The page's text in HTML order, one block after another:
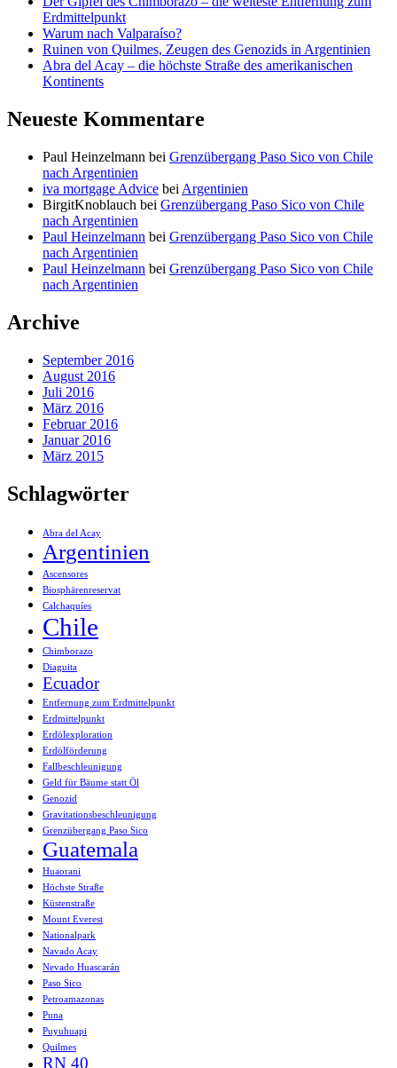
Erdmittelpunkt
Warum nach Valparaíso?
Ruinen von Quilmes, Zeugen des Genozids in Argentinien
Abra del Acay – die höchste Straße des amerikanischen
Kontinents
Neueste Kommentare
Paul Heinzelmann bei Grenzübergang Paso Sico von Chile
nach Argentinien
iva mortgage Advice bei Argentinien
BirgitKnoblauch bei Grenzübergang Paso Sico von Chile
nach Argentinien
Paul Heinzelmann bei Grenzübergang Paso Sico von Chile
nach Argentinien
Paul Heinzelmann bei Grenzübergang Paso Sico von Chile
nach Argentinien
Archive
September 2016
August 2016
Juli 2016
März 2016
Februar 2016
Januar 2016
März 2015
Schlagwörter
Abra del Acay
Argentinien
Ascensores
Biosphärenreservat
Calchaquíes
Chile
Chimborazo
Diaguita
Ecuador
Entfernung zum Erdmittelpunkt
Erdmittelpunkt
Erdölexploration
Erdölförderung
Fallbeschleunigung
Geld für Bäume statt Öl
Genozid
Gravitationsbeschleunigung
Grenzübergang Paso Sico
Guatemala
Huaorani
Höchste Straße
Küstenstraße
Mount Everest
Nationalpark
Navado Acay
Nevado Huascarán
Paso Sico
Petroamazonas
Puna
Puyuhuapi
Quilmes
RN 40